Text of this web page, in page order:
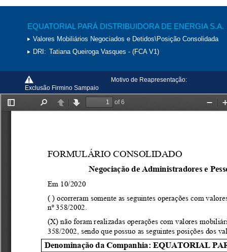
EQUATORIAL PARÁ DISTRIBUIDORA DE ENERGIA S.A.
Valores Mobiliários Negociados e Detidos\Posição Consolidada
DRI: Tatiana Queiroga Vasques - (FCA V1)
Motivo de Reapresentação:
Exclusão Firmino Sampaio